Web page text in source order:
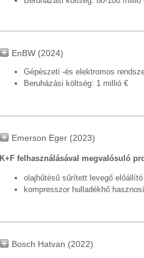
EnBW (2024)
Gépészeti -és elektromos
Beruházási költség: 1 millió €
Emerson Eger (2023)
K+F felhasználásával megvalósuló
olajhűtésű sűrített levegő
kompresszor hulladékhő
Bosch Hatvan (2022)